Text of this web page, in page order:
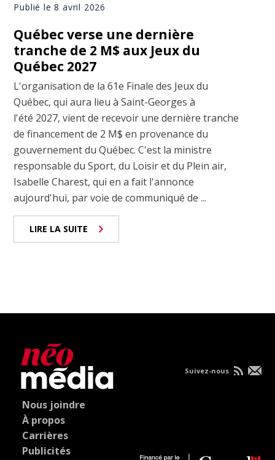
Publié le 8 avril 2026
Québec verse une dernière
tranche de 2 M$ aux Jeux du
Québec 2027
L'organisation de la 61e Finale des Jeux du
Québec, qui aura lieu à Saint-Georges à
l'été 2027, vient de recevoir une dernière tranche
de financement de 2 M$ en provenance du
gouvernement du Québec. C'est la ministre
responsable du Sport, du Loisir et du Plein air,
Isabelle Charest, qui en a fait l'annonce
aujourd'hui, par voie de communiqué de ...
LIRE LA SUITE
Nous joindre
À propos
Carrières
Publicités
Suivez-nous